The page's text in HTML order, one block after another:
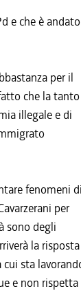
e che è andato
per il
che la tanto
illegale e di
fenomeni di
per
sono degli
la risposta
cui sta
e non rispetta